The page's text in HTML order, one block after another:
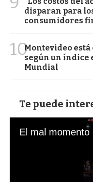
disparan para
consumidores
10Montevideo
según un índice
Mundial
Te puede